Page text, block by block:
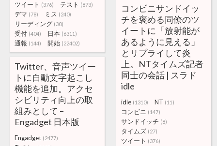
ツイート (376) テスト (873)
デマ (78) ミス (240)
リーディング (30)
受付 (404) 日本 (6311)
通報 (144) 開始 (22402)
コンビニサンドイッ
チを褒める同僚のツ
イートに「放射能が
あるように見える」
とリプライして炎
上。NTタイムズ記者
同士の会話 | スラド
idle
idle (1310) NT (11)
コンビニ (147)
サンドイッチ (8)
タイムズ (27)
ツイート (376)
Twitter、音声ツイー
トに自動文字起こし
機能を追加。アクセ
シビリティ向上の取
組みとして –
Engadget 日本版
Engadget (2477)